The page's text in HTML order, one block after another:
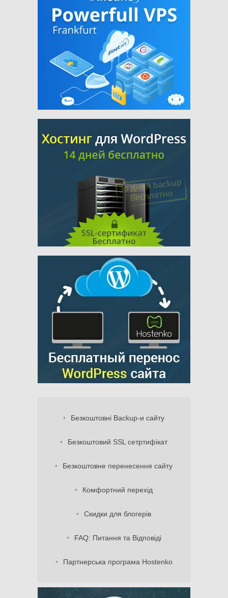
Безкоштовні Backup-и сайту
Безкоштовий SSL сетртифікат
Безкоштовне перенесення сайту
Комфортний перехід
Скидки для блогерів
FAQ: Питання та Відповіді
Партнерська програма Hostenko